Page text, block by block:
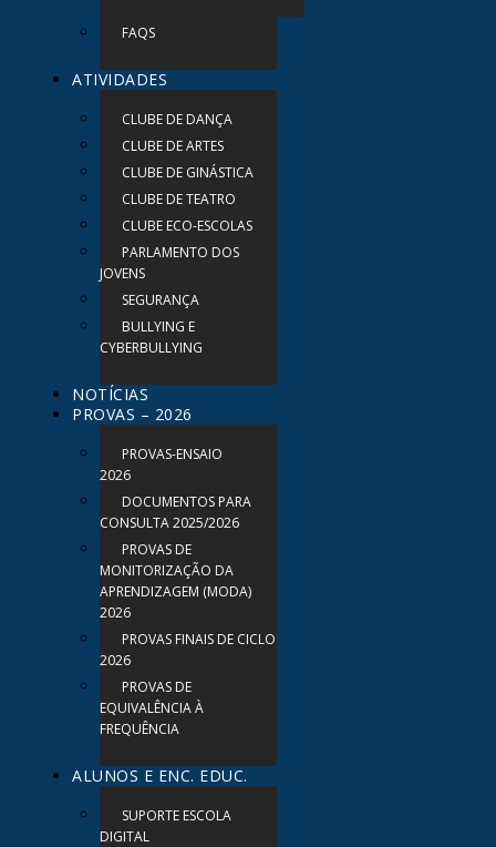
FAQS
ATIVIDADES
CLUBE DE DANÇA
CLUBE DE ARTES
CLUBE DE GINÁSTICA
CLUBE DE TEATRO
CLUBE ECO-ESCOLAS
PARLAMENTO DOS
JOVENS
SEGURANÇA
BULLYING E
CYBERBULLYING
NOTÍCIAS
PROVAS – 2026
PROVAS-ENSAIO
2026
DOCUMENTOS PARA
CONSULTA 2025/2026
PROVAS DE
MONITORIZAÇÃO DA
APRENDIZAGEM (MODA)
2026
PROVAS FINAIS DE CICLO
2026
PROVAS DE
EQUIVALÊNCIA À
FREQUÊNCIA
ALUNOS E ENC. EDUC.
SUPORTE ESCOLA
DIGITAL